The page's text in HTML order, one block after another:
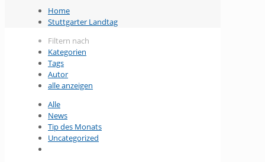
Home
Stuttgarter Landtag
Filtern nach
Kategorien
Tags
Autor
alle anzeigen
Alle
News
Tip des Monats
Uncategorized